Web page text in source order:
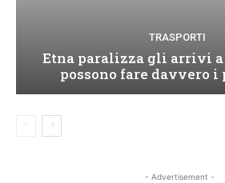
TRASPORTI
Etna paralizza gli arrivi a
possono fare davvero i
- Advertisement -